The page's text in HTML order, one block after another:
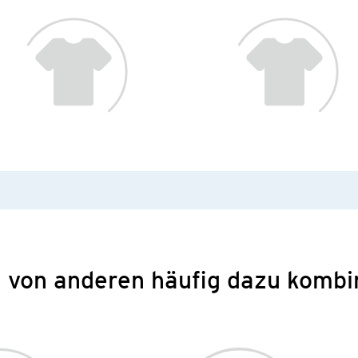
von anderen häufig dazu